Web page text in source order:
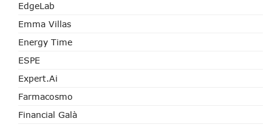
EdgeLab
Emma Villas
Energy Time
ESPE
Expert.ai
Farmacosmo
Financial Galà